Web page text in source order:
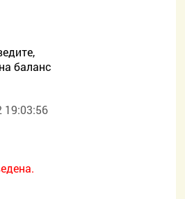
баланс
19:03:56